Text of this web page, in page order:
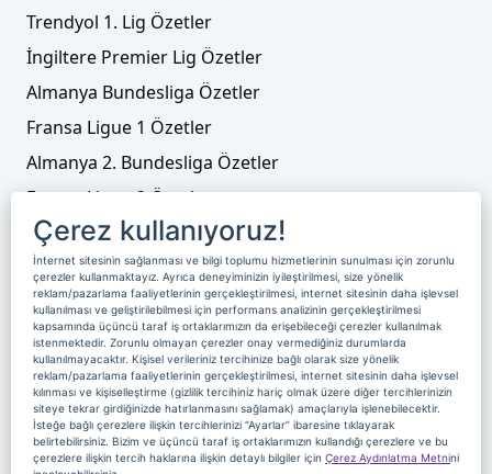
Trendyol 1. Lig Özetler
İngiltere Premier Lig Özetler
Almanya Bundesliga Özetler
Fransa Ligue 1 Özetler
Almanya 2. Bundesliga Özetler
Fransa Ligue 2 Özetler
Tenis
Video Liste
Foto Galeriler
Üyelik Yayın Akışı Reklam
Site Sözleşmesi
Künye ve İletişim
Çerez Politikası
Çerez Yönetimi
Veri Sahibi Başvuru Formu
Çerez kullanıyoruz!
İnternet sitesinin sağlanması ve bilgi toplumu hizmetlerinin sunulması için zorunlu
çerezler kullanmaktayız. Ayrıca deneyiminizin iyileştirilmesi, size yönelik
reklam/pazarlama faaliyetlerinin gerçekleştirilmesi, internet sitesinin daha işlevsel
kullanılması ve geliştirilebilmesi için performans analizinin gerçekleştirilmesi
kapsamında üçüncü taraf iş ortaklarımızın da erişebileceği çerezler kullanılmak
istenmektedir. Zorunlu olmayan çerezler onay vermediğiniz durumlarda
kullanılmayacaktır. Kişisel verileriniz tercihinize bağlı olarak size yönelik
reklam/pazarlama faaliyetlerinin gerçekleştirilmesi, internet sitesinin daha işlevsel
kılınması ve kişiselleştirme (gizlilik tercihiniz hariç olmak üzere diğer tercihlerinizin
siteye tekrar girdiğinizde hatırlanmasını sağlamak) amaçlarıyla işlenebilecektir.
İsteğe bağlı çerezlere ilişkin tercihlerinizi “Ayarlar” ibaresine tıklayarak
belirtebilirsiniz. Bizim ve üçüncü taraf iş ortaklarımızın kullandığı çerezlere ve bu
çerezlere ilişkin tercih haklarına ilişkin detaylı bilgiler için Çerez Aydınlatma Metnini